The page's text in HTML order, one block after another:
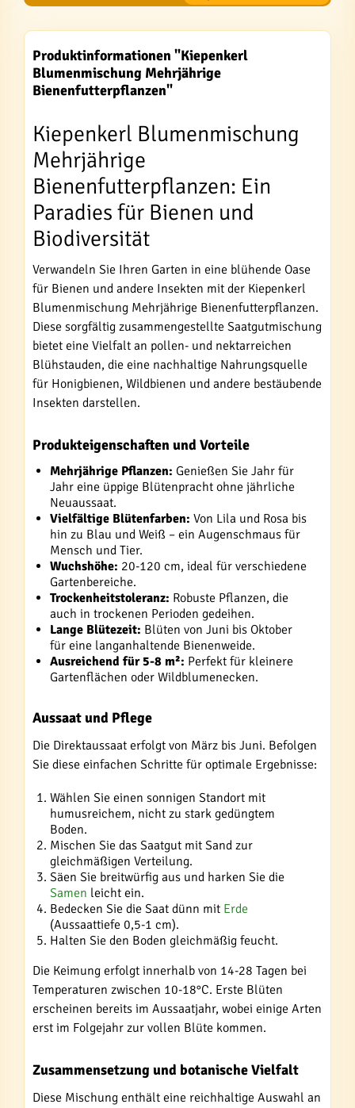
Produktinformationen "Kiepenkerl
Blumenmischung Mehrjährige
Bienenfutterpflanzen"
Kiepenkerl Blumenmischung
Mehrjährige
Bienenfutterpflanzen: Ein
Paradies für Bienen und
Biodiversität
Verwandeln Sie Ihren Garten in eine blühende Oase
für Bienen und andere Insekten mit der Kiepenkerl
Blumenmischung Mehrjährige Bienenfutterpflanzen.
Diese sorgfältig zusammengestellte Saatgutmischung
bietet eine Vielfalt an pollen- und nektarreichen
Blühstauden, die eine nachhaltige Nahrungsquelle
für Honigbienen, Wildbienen und andere bestäubende
Insekten darstellen.
Produkteigenschaften und Vorteile
Mehrjährige Pflanzen: Genießen Sie Jahr für
Jahr eine üppige Blütenpracht ohne jährliche
Neuaussaat.
Vielfältige Blütenfarben: Von Lila und Rosa bis
hin zu Blau und Weiß – ein Augenschmaus für
Mensch und Tier.
Wuchshöhe: 20-120 cm, ideal für verschiedene
Gartenbereiche.
Trockenheitstoleranz: Robuste Pflanzen, die
auch in trockenen Perioden gedeihen.
Lange Blütezeit: Blüten von Juni bis Oktober
für eine langanhaltende Bienenweide.
Ausreichend für 5-8 m²: Perfekt für kleinere
Gartenflächen oder Wildblumenecken.
Aussaat und Pflege
Die Direktaussaat erfolgt von März bis Juni. Befolgen
Sie diese einfachen Schritte für optimale Ergebnisse:
Wählen Sie einen sonnigen Standort mit
humusreichem, nicht zu stark gedüngtem
Boden.
Mischen Sie das Saatgut mit Sand zur
gleichmäßigen Verteilung.
Säen Sie breitwürfig aus und harken Sie die
Samen leicht ein.
Bedecken Sie die Saat dünn mit Erde
(Aussaattiefe 0,5-1 cm).
Halten Sie den Boden gleichmäßig feucht.
Die Keimung erfolgt innerhalb von 14-28 Tagen bei
Temperaturen zwischen 10-18°C. Erste Blüten
erscheinen bereits im Aussaatjahr, wobei einige Arten
erst im Folgejahr zur vollen Blüte kommen.
Zusammensetzung und botanische Vielfalt
Diese Mischung enthält eine reichhaltige Auswahl an